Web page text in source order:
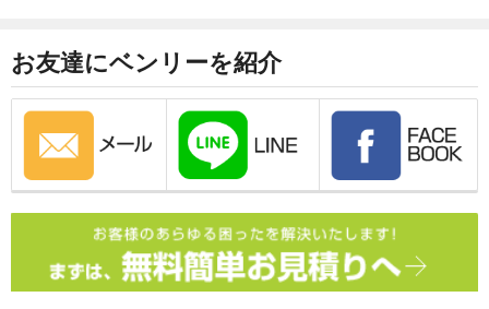
お友達にベンリーを紹介